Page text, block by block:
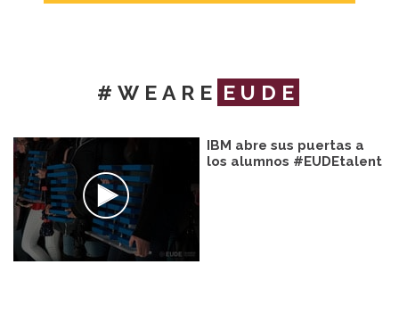
#WEARE EUDE
IBM abre sus puertas a
los alumnos #EUDEtalent